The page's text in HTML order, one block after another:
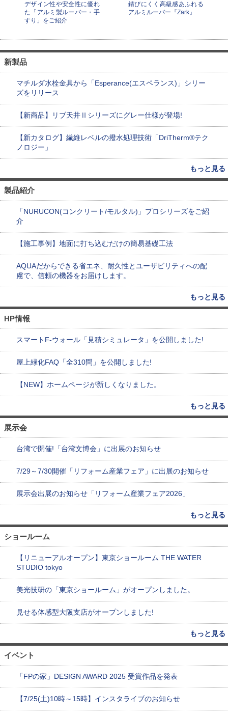
デザイン性や安全性に優れ
た「アルミ製ルーバー・手
すり」をご紹介
錆びにくく高級感あふれる
アルミルーバー『Zark』
新製品
マチルダ水栓金具から「Esperance(エスペランス)」シリー
ズをリリース
【新商品】リブ天井Ⅱシリーズにグレー仕様が登場!
【新カタログ】繊維レベルの撥水処理技術「DriTherm®テク
ノロジー」
もっと見る
製品紹介
「NURUCON(コンクリート/モルタル)」プロシリーズをご紹
介
【施工事例】地面に打ち込むだけの簡易基礎工法
AQUAだからできる省エネ、耐久性とユーザビリティへの配
慮で、信頼の機器をお届けします。
もっと見る
HP情報
スマートF-ウォール「見積シミュレータ」を公開しました!
屋上緑化FAQ「全310問」を公開しました!
【NEW】ホームページが新しくなりました。
もっと見る
展示会
台湾で開催!「台湾文博会」に出展のお知らせ
7/29～7/30開催「リフォーム産業フェア」に出展のお知らせ
展示会出展のお知らせ「リフォーム産業フェア2026」
もっと見る
ショールーム
【リニューアルオープン】東京ショールーム THE WATER
STUDIO tokyo
美光技研の「東京ショールーム」がオープンしました。
見せる体感型大阪支店がオープンしました!
もっと見る
イベント
「FPの家」DESIGN AWARD 2025 受賞作品を発表
【7/25(土)10時～15時】インスタライブのお知らせ